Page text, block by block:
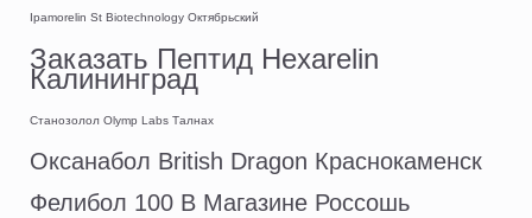
Ipamorelin St Biotechnology Октябрьский
Заказать Пептид Hexarelin
Калининград
Станозолол Olymp Labs Талнах
Оксанабол British Dragon Краснокаменск
Фелибол 100 В Магазине Россошь